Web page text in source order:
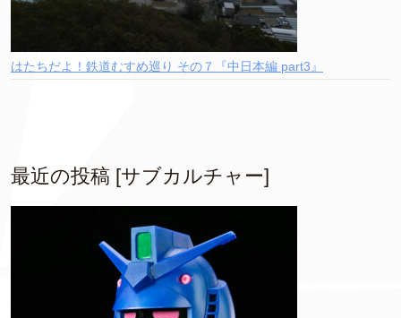
はたちだよ！鉄道むすめ巡り その７『中日本編 part3』
最近の投稿 [サブカルチャー]